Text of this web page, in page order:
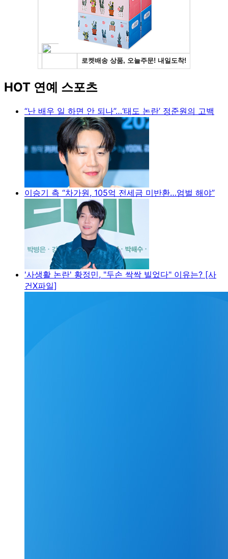
HOT 연예 스포츠
“난 배우 일 하면 안 되나”…‘태도 논란’ 정준원의 고백
이승기 측 “차가원, 105억 전세금 미반환…엄벌 해야”
'사생활 논란' 황정민, "두손 싹싹 빌었다" 이유는? [사
건X파일]